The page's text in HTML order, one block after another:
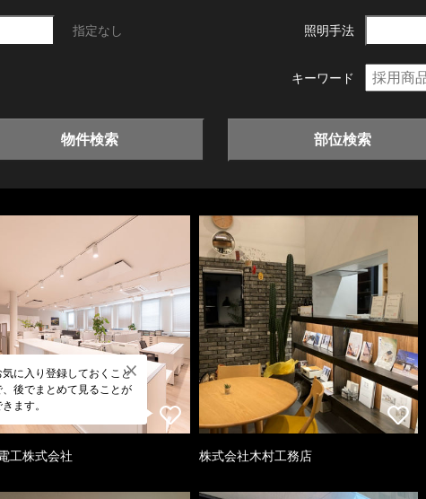
指定なし 照明手法
キーワード
物件検索 部位検索
気に入り登録しておくこと
、後でまとめて見ることが
ます。
工株式会社 株式会社木村工務店